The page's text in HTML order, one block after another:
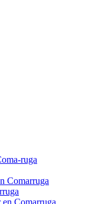
ruga
Comarruga
Comarruga